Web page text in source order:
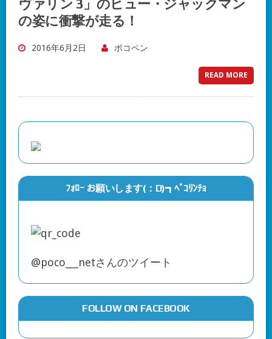
ヴァリン 3」のヒュー・ジャックマン
の姿に衝撃が走る！
2016年6月2日 ポコペン
READ MORE
ﾌｫﾛｰ お願いします(：D)┓ﾍﾟｺﾘﾝﾁｮ
@poco___netさんのツイート
FOLLOW ON FACEBOOK